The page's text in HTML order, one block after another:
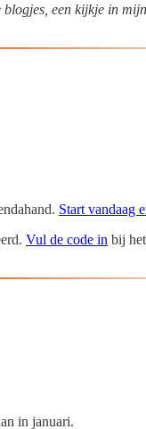
een kijkje in
Start vandaag
Vul de code in bij
in januari.